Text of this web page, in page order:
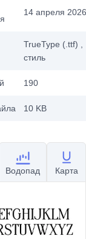
14 апреля 2026
TrueType (.ttf)
стиль
190
10 KB
Водопад Карта